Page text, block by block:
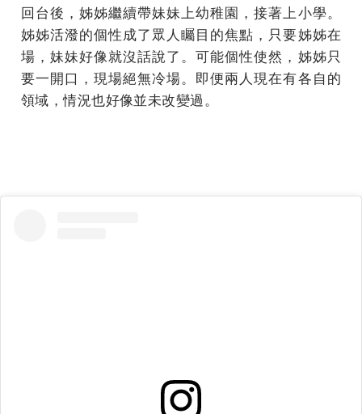
回台後，姊姊繼續帶妹妹上幼稚園，接著上小學。
姊姊活潑的個性成了眾人矚目的焦點，只要姊姊在
場，妹妹好像就沒話說了。可能個性使然，姊姊只
要一開口，現場絕無冷場。即便兩人現在有各自的
領域，情況也好像並未改變過。